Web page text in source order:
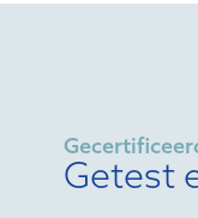
Getest